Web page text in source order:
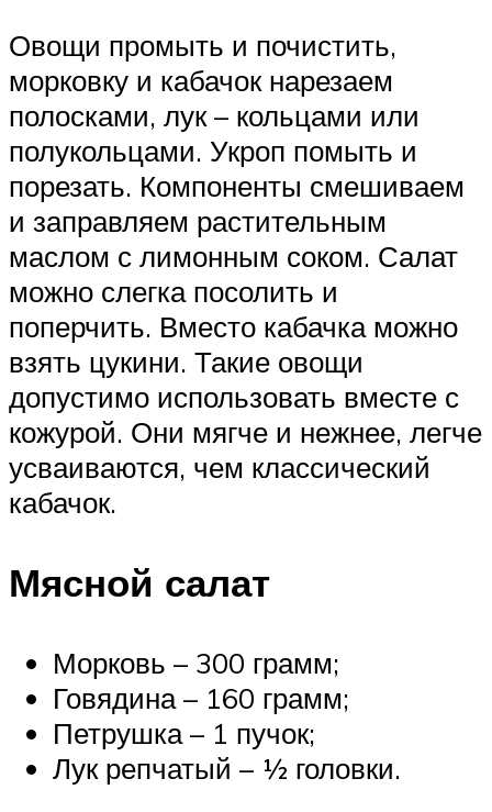
Овощи промыть и почистить,
морковку и кабачок нарезаем
полосками, лук – кольцами или
полукольцами. Укроп помыть и
порезать. Компоненты смешиваем
и заправляем растительным
маслом с лимонным соком. Салат
можно слегка посолить и
поперчить. Вместо кабачка можно
взять цукини. Такие овощи
допустимо использовать вместе с
кожурой. Они мягче и нежнее, легче
усваиваются, чем классический
кабачок.
Мясной салат
Морковь – 300 грамм;
Говядина – 160 грамм;
Петрушка – 1 пучок;
Лук репчатый – ½ головки.